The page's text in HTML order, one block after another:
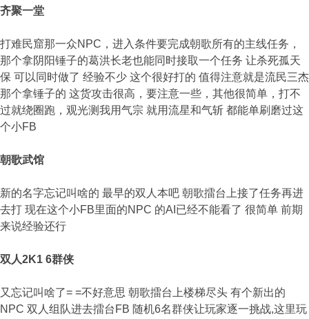
齐聚一堂
打难民窟那一众NPC，进入条件要完成朝歌所有的主线任务，
那个拿阴阳锤子的葛洪长老也能同时接取一个任务 让杀死孤天
保 可以同时做了 经验不少 这个很好打的 值得注意就是流民三杰
那个拿锤子的 这货攻击很高，要注意一些，其他很简单，打不
过就绕圈跑，观光测我用气宗 就用流星和气斩 都能单刷磨过这
个小FB
朝歌武馆
新的名字忘记叫啥的 最早的双人本吧 朝歌擂台上接了任务再进
去打 现在这个小FB里面的NPC 的AI已经不能看了 很简单 前期
来说经验还行
双人2K1 6群侠
又忘记叫啥了= =不好意思 朝歌擂台上楼梯尽头 有个新出的
NPC 双人组队进去擂台FB 随机6名群侠让玩家逐一挑战,这里玩